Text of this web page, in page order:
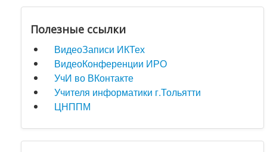
Полезные ссылки
ВидеоЗаписи ИКТех
ВидеоКонференции ИРО
УчИ во ВКонтакте
Учителя информатики г.Тольятти
ЦНППМ